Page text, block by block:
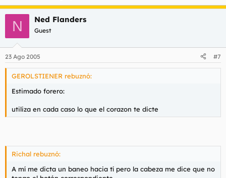
N Ned Flanders
Guest
23 Ago 2005 #7
GEROLSTIENER rebuznó:
Estimado forero:
utiliza en cada caso lo que el corazon te dicte
Richal rebuznó:
A mí me dicta un baneo hacia tí pero la cabeza me dice que no